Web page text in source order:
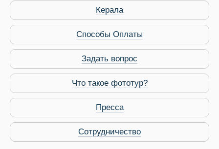
Керала
Способы Оплаты
Задать вопрос
Что такое фототур?
Пресса
Сотрудничество